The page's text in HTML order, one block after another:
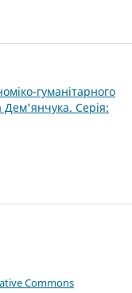
гуманітарного
Дем'янчука. Серія:
Commons